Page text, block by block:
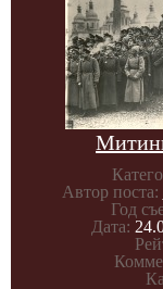
Автор поста:
Год
Дата: